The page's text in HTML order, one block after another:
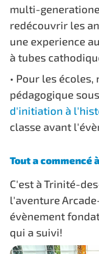
multi-
redécouvrir les
une experience
à tubes
• Pour les
pédagogique
d'initiation à
classe avant
Tout a commencé
C'est à Trinité-
l'aventure
évènement
qui a suivi!